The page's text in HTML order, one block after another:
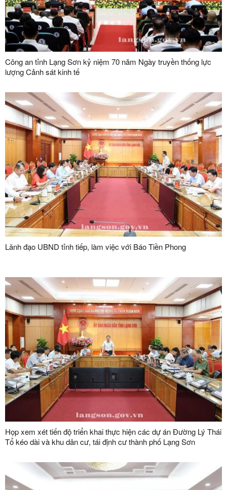
Công an tỉnh Lạng Sơn kỷ niệm 70 năm Ngày truyền thống lực
lượng Cảnh sát kinh tế
Lãnh đạo UBND tỉnh tiếp, làm việc với Báo Tiền Phong
Họp xem xét tiến độ triển khai thực hiện các dự án Đường Lý Thái
Tổ kéo dài và khu dân cư, tái định cư thành phố Lạng Sơn